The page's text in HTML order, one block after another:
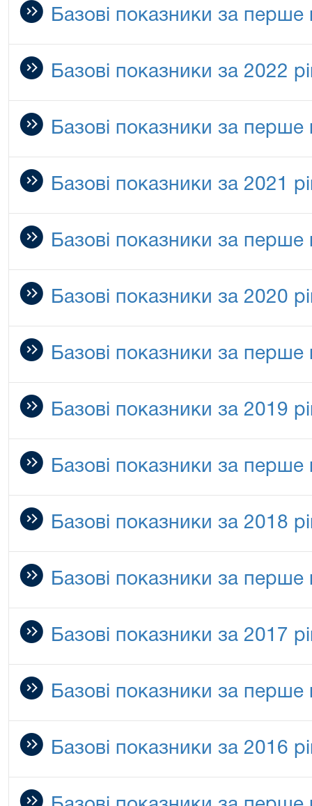
Базові показники за перше
Базові показники за 2022
Базові показники за перше
Базові показники за 2021
Базові показники за перше
Базові показники за 2020
Базові показники за перше
Базові показники за 2019
Базові показники за перше
Базові показники за 2018
Базові показники за перше
Базові показники за 2017
Базові показники за перше
Базові показники за 2016